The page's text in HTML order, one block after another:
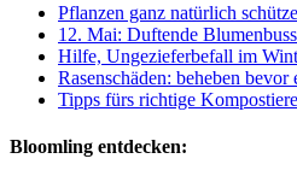
Pflanzen ganz natürlich
12. Mai: Duftende
Hilfe, Ungezieferbefall im
Rasenschäden: beheben bevor
Tipps fürs richtige
Bloomling entdecken: